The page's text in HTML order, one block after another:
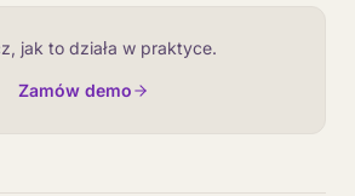
jak to działa w praktyce.
Zamów demo